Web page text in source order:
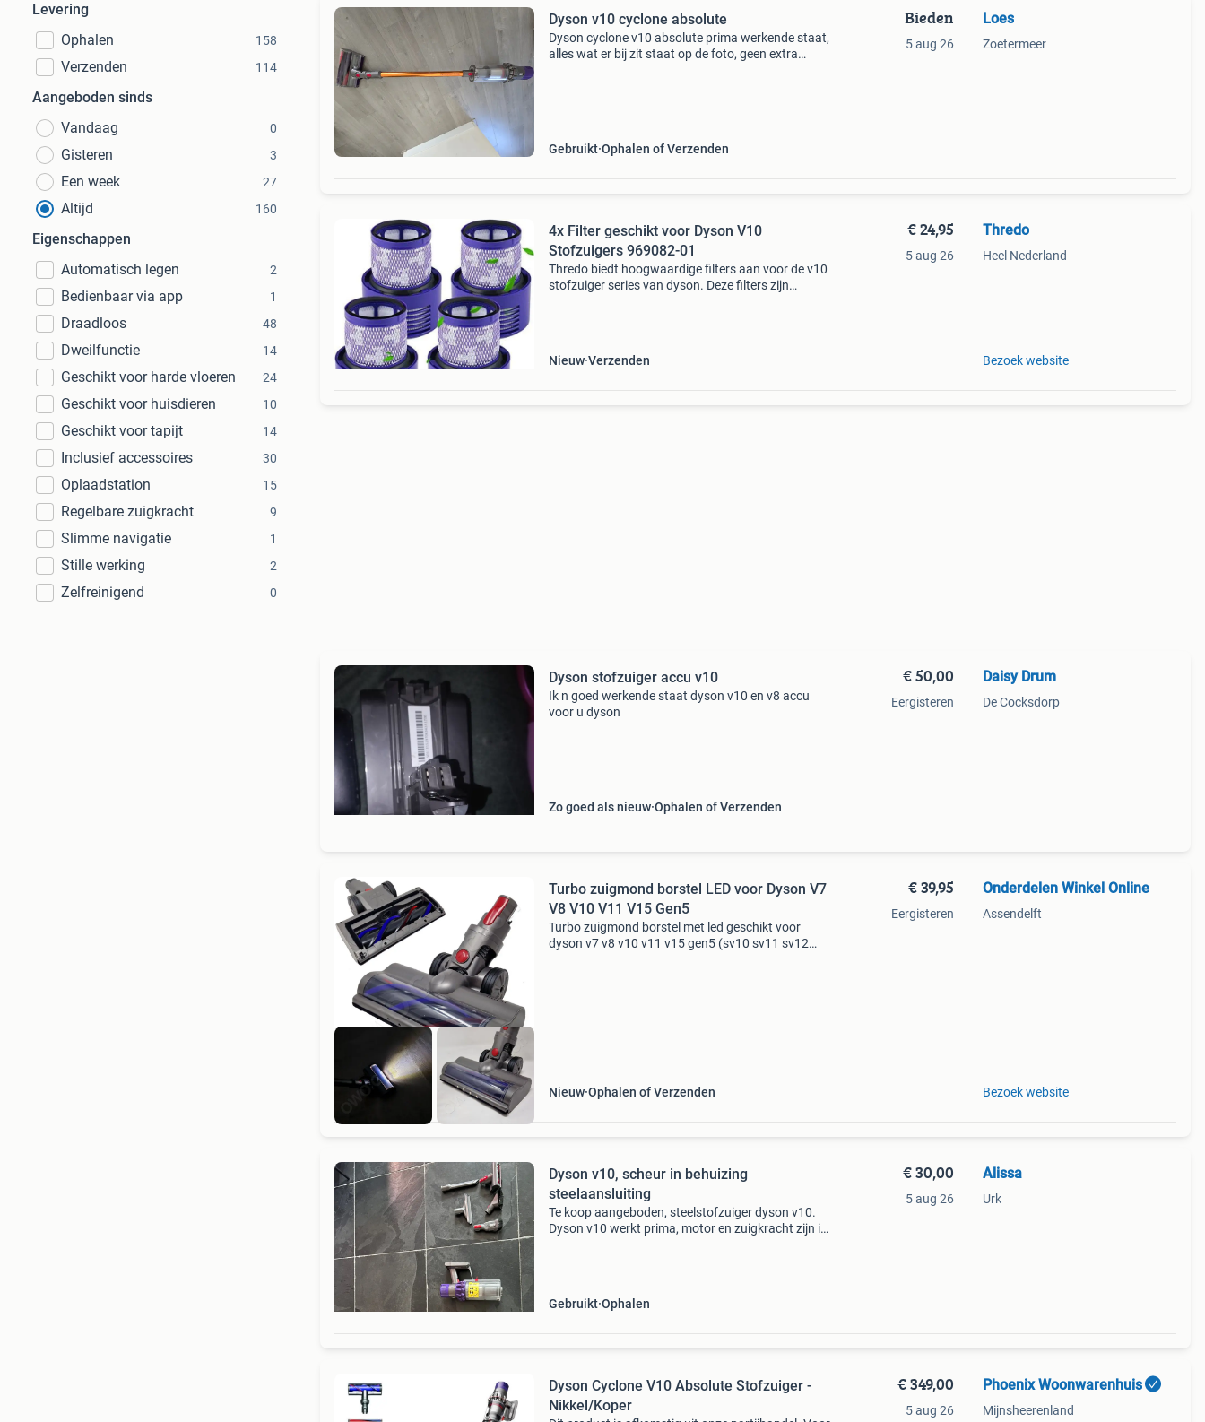
Levering
Ophalen
158
Verzenden 114
Aangeboden sinds
Vandaag
0
Gisteren 3
Een week 27
Altijd 160
Eigenschappen
Automatisch legen
2
Bedienbaar via app 1
Draadloos 48
Dweilfunctie 14
Geschikt voor harde vloeren 24
Geschikt voor huisdieren 10
Geschikt voor tapijt 14
Inclusief accessoires 30
Oplaadstation 15
Regelbare zuigkracht 9
Slimme navigatie 1
Stille werking 2
Zelfreinigend 0
Dyson v10 cyclone absolute
Dyson cyclone v10 absolute prima werkende staat,
alles wat er bij zit staat op de foto, geen extra
Gebruikt Ophalen of Verzenden
Bieden
5 aug 26
Loes
Zoetermeer
4x Filter geschikt voor Dyson V10
Stofzuigers 969082-01
Thredo biedt hoogwaardige filters aan voor de v10
stofzuiger series van dyson. Deze filters zijn
Nieuw Verzenden
€ 24,95
5 aug 26
Thredo
Heel Nederland
Bezoek website
Dyson stofzuiger accu v10
Ik n goed werkende staat dyson v10 en v8 accu
voor u dyson
Zo goed als nieuw Ophalen of Verzenden
€ 50,00
Eergisteren
Daisy Drum
De Cocksdorp
Turbo zuigmond borstel LED voor Dyson V7
V8 V10 V11 V15 Gen5
Turbo zuigmond borstel met led geschikt voor
dyson v7 v8 v10 v11 v15 gen5 (sv10 sv11 sv12
Nieuw Ophalen of Verzenden
€ 39,95
Eergisteren
Onderdelen Winkel Online
Assendelft
Bezoek website
Dyson v10, scheur in behuizing
steelaansluiting
Te koop aangeboden, steelstofzuiger dyson v10.
Dyson v10 werkt prima, motor en zuigkracht zijn in
Gebruikt Ophalen
€ 30,00
5 aug 26
Alissa
Urk
Dyson Cyclone V10 Absolute Stofzuiger -
Nikkel/Koper
€ 349,00
5 aug 26
Phoenix Woonwarenhuis
Mijnsheerenland